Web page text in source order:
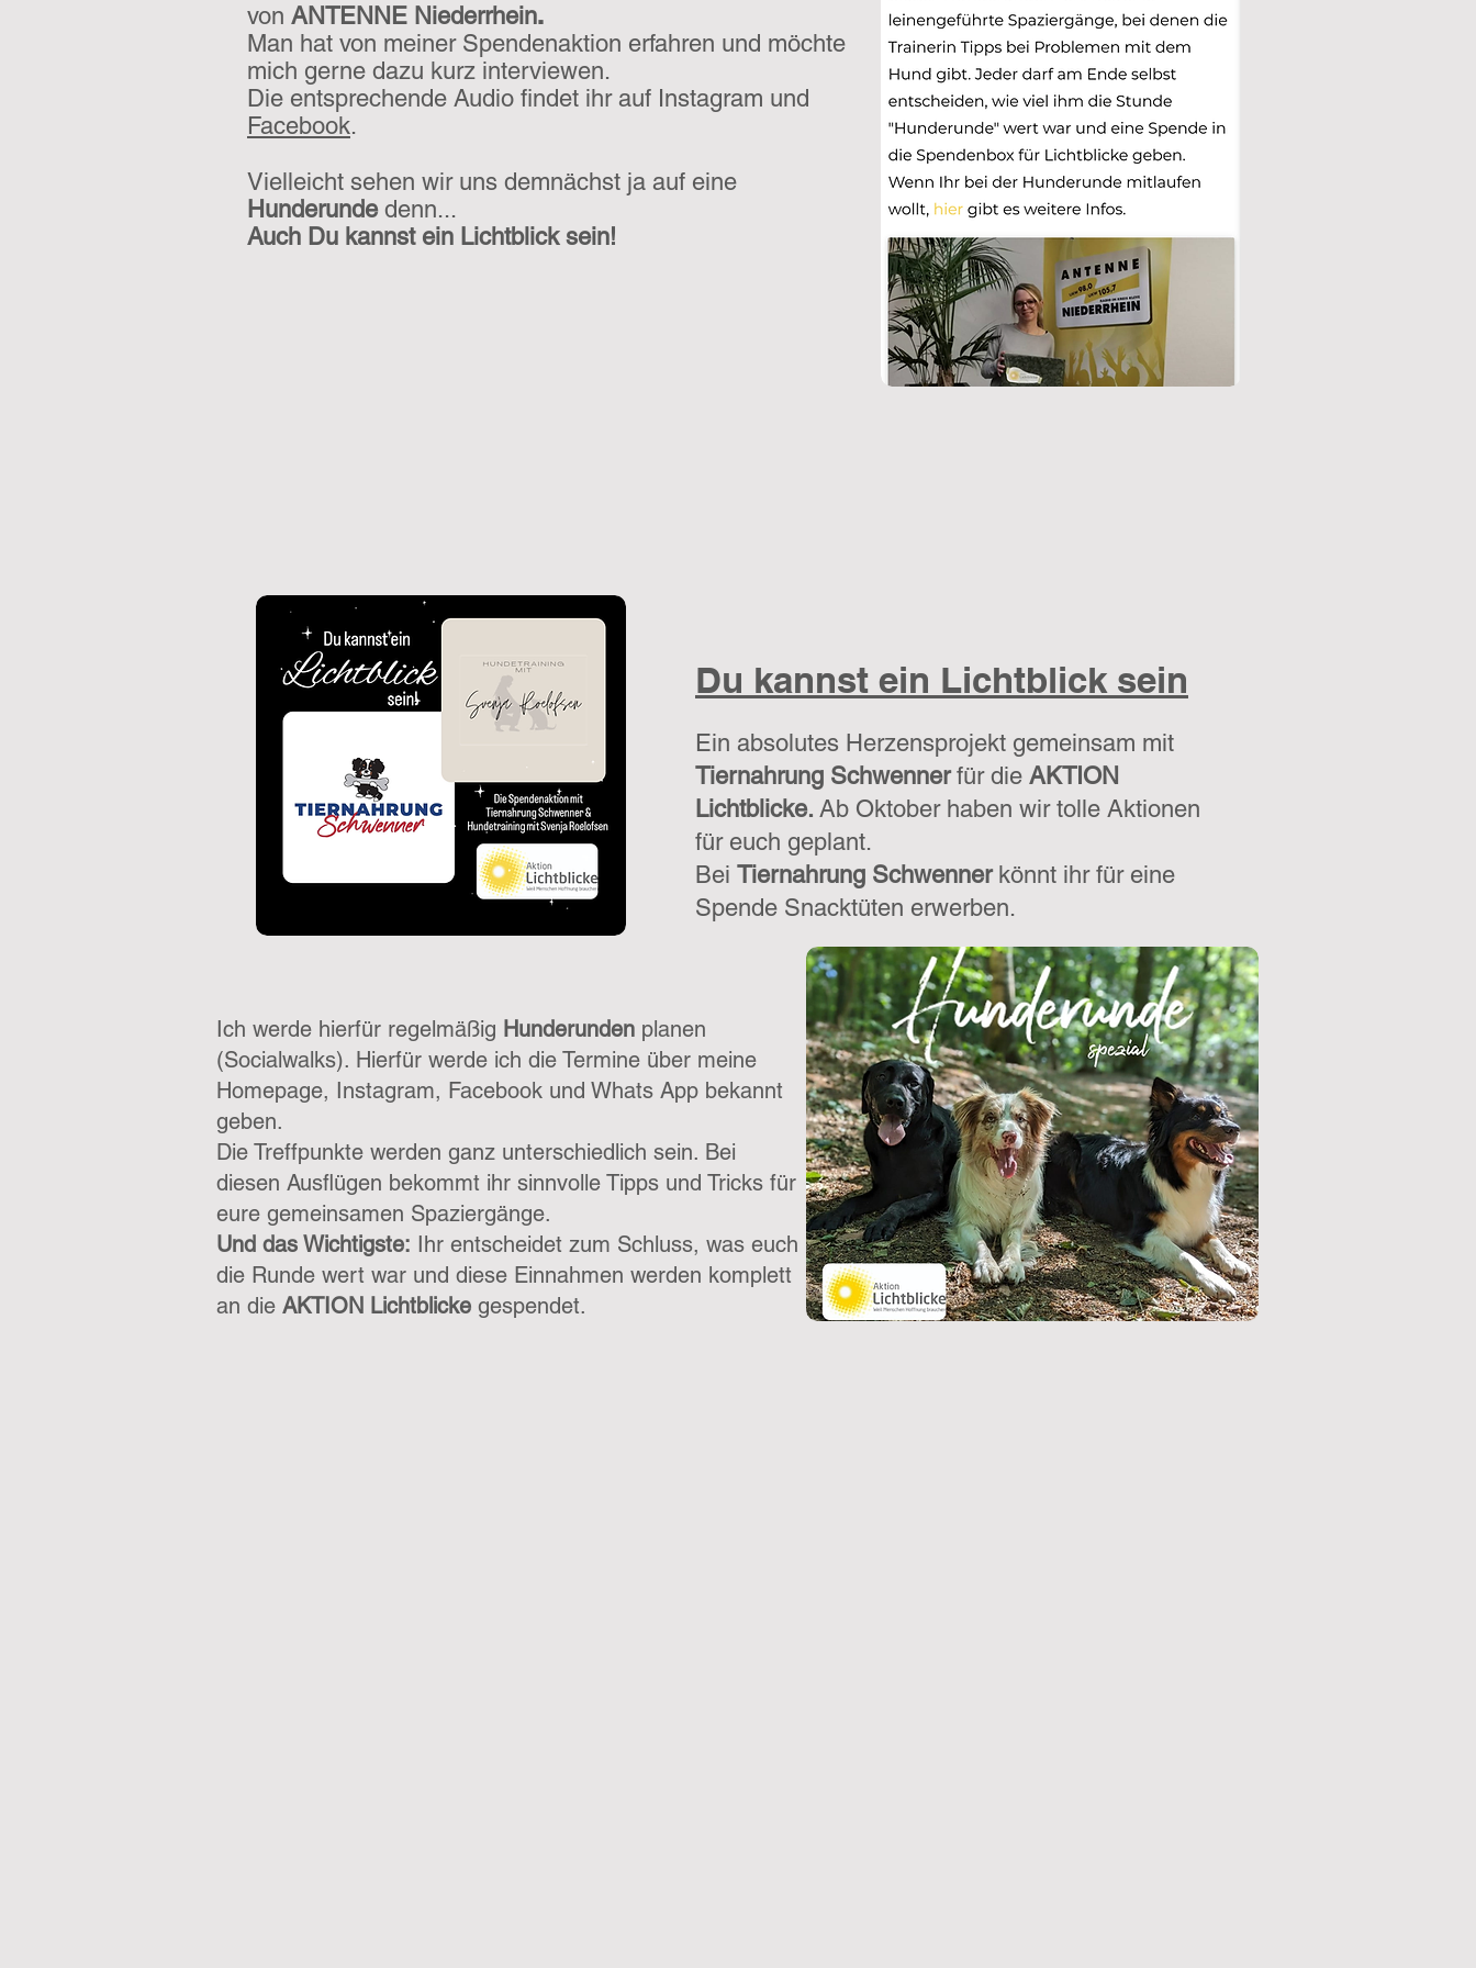
von ANTENNE Niederrhein.
Man hat von meiner Spendenaktion erfahren und möchte
mich gerne dazu kurz interviewen.
Die entsprechende Audio findet ihr auf Instagram und
Facebook.
Vielleicht sehen wir uns demnächst ja auf eine
Hunderundedenn...
Auch Du kannst ein Lichtblick sein!
Du kannst ein Lichtblick sein
Ein absolutes Herzensprojekt gemeinsam mit
Tiernahrung Schwennerfür die AKTION
Lichtblicke. Ab Oktober haben wir tolle Aktionen
für euch geplant.
Bei Tiernahrung Schwennerkönnt ihr für eine
Spende Snacktüten erwerben.
Ich werde hierfür regelmäßig Hunderunden planen
(Socialwalks). Hierfür werde ich die Termine über meine
Homepage, Instagram, Facebook und Whats App bekannt
geben.
Die Treffpunkte werden ganz unterschiedlich sein. Bei
diesen Ausflügen bekommt ihr sinnvolle Tipps und Tricks für
eure gemeinsamen Spaziergänge.
Und das Wichtigste: Ihr entscheidet zum Schluss, was euch
die Runde wert war und diese Einnahmen werden komplett
an die AKTION Lichtblicke gespendet.